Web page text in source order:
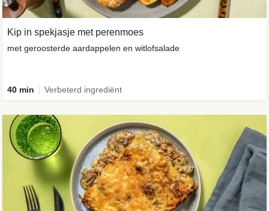
Kip in spekjasje met perenmoes
met geroosterde aardappelen en witlofsalade
40 min Verbeterd ingrediënt